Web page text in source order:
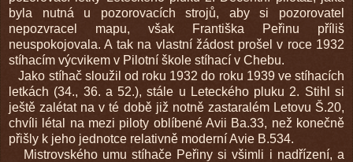
byla nutná u pozorovacích strojů, aby si pozorovatel
nepozvracel mapu, však Františka Peřinu příliš
neuspokojovala. A tak na vlastní žádost prošel v roce 1932
stíhacím výcvikem v Pilotní škole stíhací v Chebu.
Jako stíhač sloužil od roku 1932 do roku 1939 ve stíhacích
letkách (34., 36. a 52.), stále u Leteckého pluku 2. Stihl si
ještě zalétat na v té době již notně zastaralém Letovu Š.20,
chvíli létal na mezi piloty oblíbené Avii Ba.33, než konečně
přišly k jeho jednotce relativně moderní Avie B.534.
Mistrovského umu stíhače Peřiny si všimli i nadřízení, a